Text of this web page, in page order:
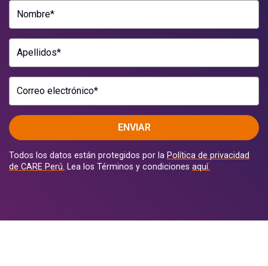
Nombre*
Apellidos*
Correo electrónico*
ENVIAR
Todos los datos están protegidos por la Política de privacidad
de CARE Perú. Lea los Términos y condiciones aquí.